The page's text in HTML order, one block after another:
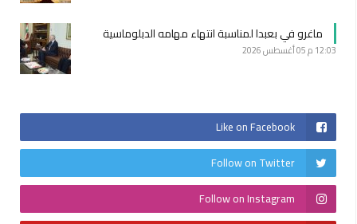
ماغرو في بعبدا لمناسبة انتهاء مهامه الدبلوماسية
12:03 م 05 أغسطس 2026
Like on Facebook
Follow on Twitter
Follow on Instagram